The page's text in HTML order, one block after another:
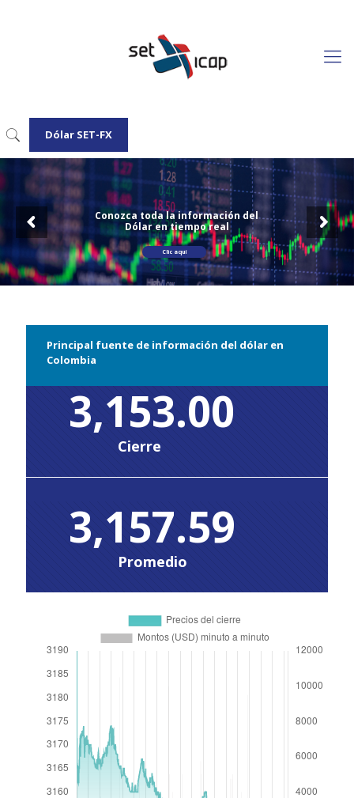
Dólar SET-FX
Clic aquí
Conozca toda la información del
Dólar en tiempo real
Principal fuente de información del dólar en
Colombia
3,153.00
Cierre
3,157.59
Promedio